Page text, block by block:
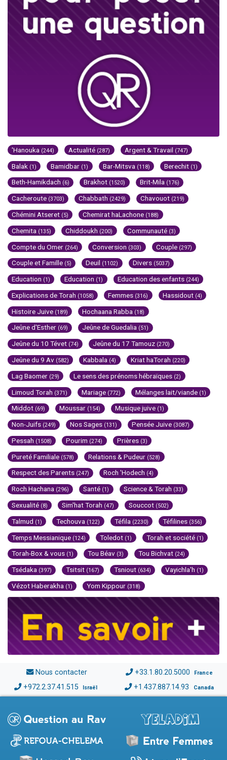
'Hanouka (244) Actualité (287) Argent & Travail (747)
Balak (1) Bamidbar (1) Bar-Mitsva (118) Berechit (1)
Beth-Hamikdach (6) Brakhot (1520) Brit-Mila (176)
Cacheroute (3703) Chabbath (2429) Chavouot (219)
Chémini Atseret (5) Chemirat haLachone (188)
Chemita (135) Chiddoukh (200) Communauté (3)
Compte du Omer (264) Conversion (303) Couple (297)
Couple et Famille (5) Deuil (1102) Divers (5037)
Education (1) Education (1) Education des enfants (244)
Explications de Torah (1058) Femmes (316) Hassidout (4)
Histoire Juive (189) Hochaana Rabba (18)
Jeûne d'Esther (69) Jeûne de Guedalia (51)
Jeûne du 10 Tévet (74) Jeûne du 17 Tamouz (270)
Jeûne du 9 Av (582) Kabbala (4) Kriat haTorah (220)
Lag Baomer (29) Le sens des prénoms hébraïques (2)
Limoud Torah (371) Mariage (772) Mélanges lait/viande (1)
Middot (69) Moussar (154) Musique juive (1)
Non-Juifs (249) Nos Sages (131) Pensée Juive (3087)
Pessah (1508) Pourim (274) Prières (3)
Pureté Familiale (578) Relations & Pudeur (528)
Respect des Parents (247) Roch 'Hodech (4)
Roch Hachana (296) Santé (1) Science & Torah (33)
Sexualité (8) Sim'hat Torah (47) Souccot (502)
Talmud (1) Techouva (122) Téfila (2230) Téfilines (356)
Temps Messianique (124) Toledot (1) Torah et société (1)
Torah-Box & vous (1) Tou Béav (3) Tou Bichvat (24)
Tsédaka (397) Tsitsit (167) Tsniout (634) Vayichla'h (1)
Vézot Haberakha (1) Yom Kippour (318)
Nous contacter +33.1.80.20.5000 France
+972.2.37.41.515 Israël +1.437.887.14.93 Canada